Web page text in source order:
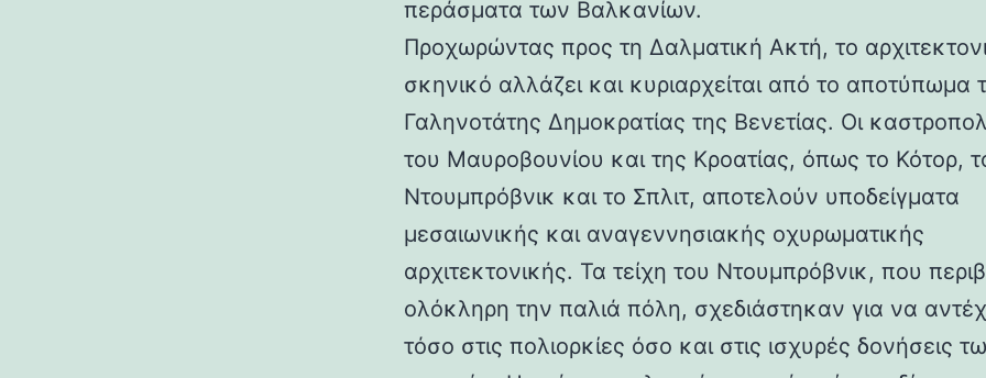
περάσματα των Βαλκανίων.
Προχωρώντας προς τη Δαλματική Ακτή, το
σκηνικό αλλάζει και κυριαρχείται από το αποτύπωμα
Γαληνοτάτης Δημοκρατίας της Βενετίας. Οι
του Μαυροβουνίου και της Κροατίας, όπως το Κότορ,
Ντουμπρόβνικ και το Σπλιτ, αποτελούν υποδείγματα
μεσαιωνικής και αναγεννησιακής οχυρωματικής
αρχιτεκτονικής. Τα τείχη του Ντουμπρόβνικ, που
ολόκληρη την παλιά πόλη, σχεδιάστηκαν για να
τόσο στις πολιορκίες όσο και στις ισχυρές δονήσεις